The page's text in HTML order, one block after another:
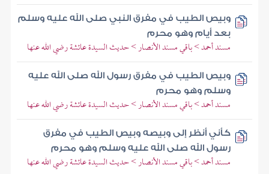
وبيص الطيب في مفرق النبي صلى الله عليه وسلم
بعد أيام وهو محرم
مسند أحمد > باقي مسند الأنصار > حديث السيدة عائشة رضي الله عنها
وبيص الطيب في مفرق رسول الله صلى الله عليه
وسلم وهو محرم
مسند أحمد > باقي مسند الأنصار > حديث السيدة عائشة رضي الله عنها
كأني أنظر إلى وبيصه وبيص الطيب في مفرق
رسول الله صلى الله عليه وسلم وهو محرم
مسند أحمد > باقي مسند الأنصار > حديث السيدة عائشة رضي الله عنها